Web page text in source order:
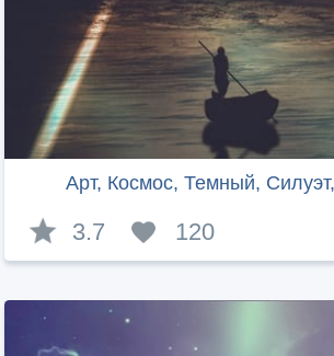
Арт, Космос, Темный,
3.7 120